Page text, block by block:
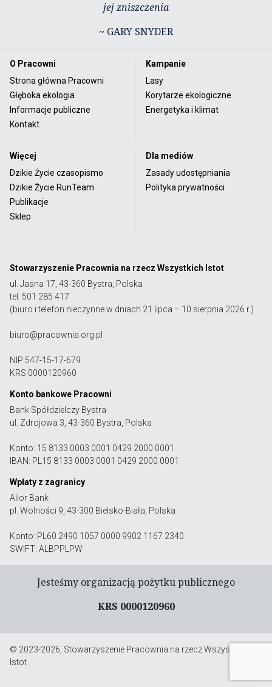
jej zniszczenia
~ GARY SNYDER
O Pracowni
Strona główna Pracowni
Głęboka ekologia
Informacje publiczne
Kontakt
Kampanie
Lasy
Korytarze ekologiczne
Energetyka i klimat
Więcej
Dzikie Życie czasopismo
Dzikie Życie RunTeam
Publikacje
Sklep
Dla mediów
Zasady udostępniania
Polityka prywatności
Stowarzyszenie Pracownia na rzecz Wszystkich Istot
ul. Jasna 17, 43-360 Bystra, Polska
tel. 501 285 417
(biuro i telefon nieczynne w dniach 21 lipca – 10 sierpnia 2026 r.)
biuro@pracownia.org.pl
NIP 547-15-17-679
KRS 0000120960
Konto bankowe Pracowni
Bank Spółdzielczy Bystra
ul. Zdrojowa 3, 43-360 Bystra, Polska
Konto: 15 8133 0003 0001 0429 2000 0001
IBAN: PL15 8133 0003 0001 0429 2000 0001
Wpłaty z zagranicy
Alior Bank
pl. Wolności 9, 43-300 Bielsko-Biała, Polska
Konto: PL60 2490 1057 0000 9902 1167 2340
SWIFT: ALBPPLPW
Jesteśmy organizacją pożytku publicznego
KRS 0000120960
© 2023-2026, Stowarzyszenie Pracownia na rzecz Wszystkich
Istot